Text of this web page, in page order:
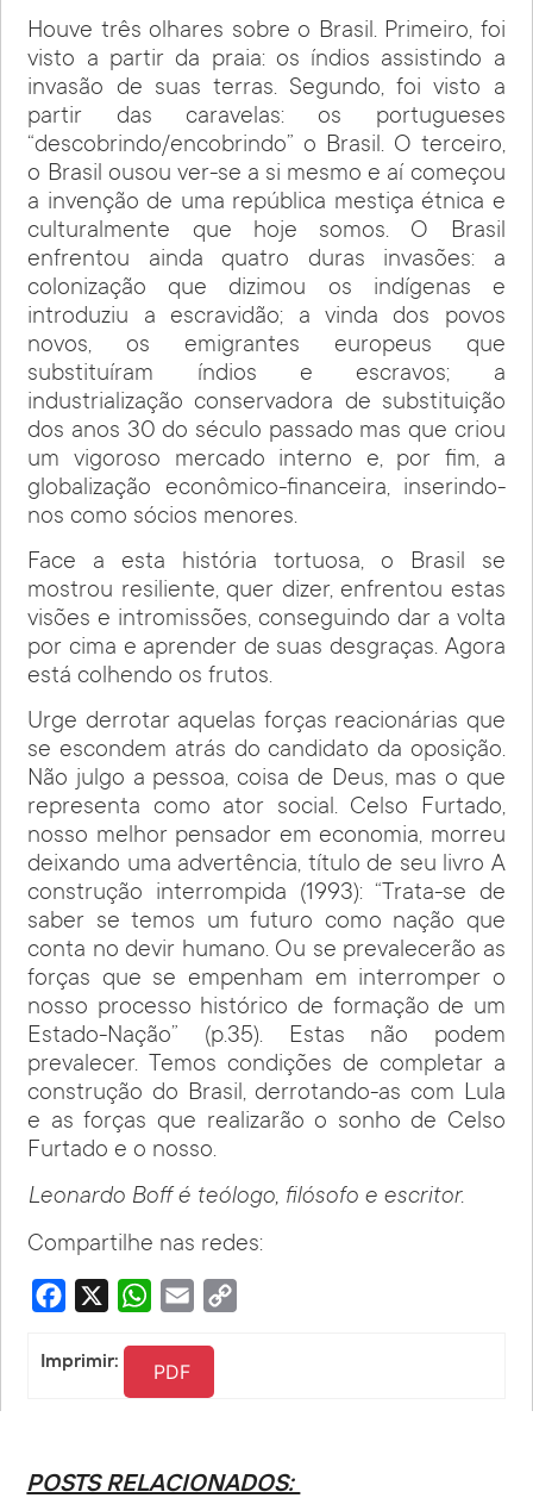
Houve três olhares sobre o Brasil. Primeiro, foi
visto a partir da praia: os índios assistindo a
invasão de suas terras. Segundo, foi visto a
partir das caravelas: os portugueses
“descobrindo/encobrindo” o Brasil. O terceiro,
o Brasil ousou ver-se a si mesmo e aí começou
a invenção de uma república mestiça étnica e
culturalmente que hoje somos. O Brasil
enfrentou ainda quatro duras invasões: a
colonização que dizimou os indígenas e
introduziu a escravidão; a vinda dos povos
novos, os emigrantes europeus que
substituíram índios e escravos; a
industrialização conservadora de substituição
dos anos 30 do século passado mas que criou
um vigoroso mercado interno e, por fim, a
globalização econômico-financeira, inserindo-
nos como sócios menores.
Face a esta história tortuosa, o Brasil se
mostrou resiliente, quer dizer, enfrentou estas
visões e intromissões, conseguindo dar a volta
por cima e aprender de suas desgraças. Agora
está colhendo os frutos.
Urge derrotar aquelas forças reacionárias que
se escondem atrás do candidato da oposição.
Não julgo a pessoa, coisa de Deus, mas o que
representa como ator social. Celso Furtado,
nosso melhor pensador em economia, morreu
deixando uma advertência, título de seu livro A
construção interrompida (1993): “Trata-se de
saber se temos um futuro como nação que
conta no devir humano. Ou se prevalecerão as
forças que se empenham em interromper o
nosso processo histórico de formação de um
Estado-Nação” (p.35). Estas não podem
prevalecer. Temos condições de completar a
construção do Brasil, derrotando-as com Lula
e as forças que realizarão o sonho de Celso
Furtado e o nosso.
Leonardo Boff é teólogo, filósofo e escritor.
Compartilhe nas redes:
Facebook WhatsApp
Email
Imprimir: PDF
POSTS RELACIONADOS: